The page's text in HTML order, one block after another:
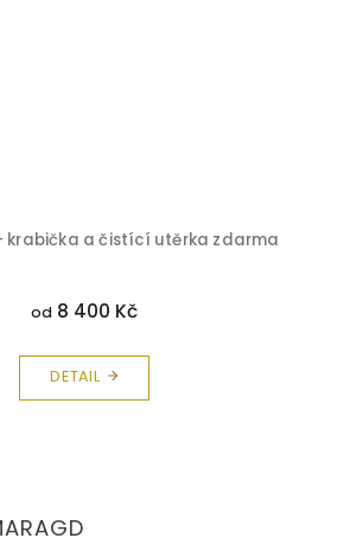
krabička a čistící utěrka zdarma
od 8 400 Kč
DETAIL